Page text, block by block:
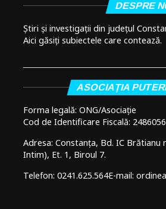
DESPRE
Știri și investigații din județul
Aici găsiți subiectele care contează.
ASOCIAȚIA
Forma legală: ONG/Asociație
Cod de Identificare Fiscală:
Adresa: Constanța, Bd. IC Brătianu
Intim), Et. 1, Biroul 7.
Telefon: 0241.625.564E-mail: